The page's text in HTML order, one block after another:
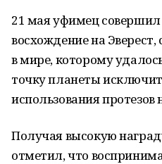
21 мая уфимец совершил
восхождение на
в мире, которому
точку планеты
использования протезов
Получая высокую
отметил, что